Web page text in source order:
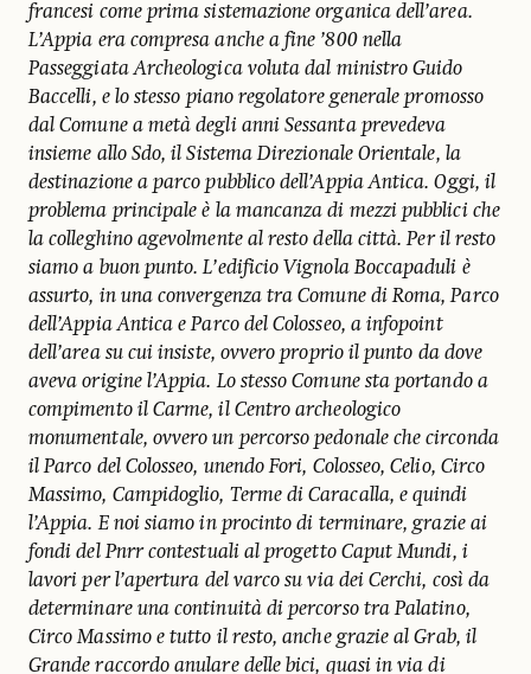
francesi come prima sistemazione organica dell’area.
L’Appia era compresa anche a fine ’800 nella
Passeggiata Archeologica voluta dal ministro Guido
Baccelli, e lo stesso piano regolatore generale promosso
dal Comune a metà degli anni Sessanta prevedeva
insieme allo Sdo, il Sistema Direzionale Orientale, la
destinazione a parco pubblico dell’Appia Antica. Oggi, il
problema principale è la mancanza di mezzi pubblici che
la colleghino agevolmente al resto della città. Per il resto
siamo a buon punto. L’edificio Vignola Boccapaduli è
assurto, in una convergenza tra Comune di Roma, Parco
dell’Appia Antica e Parco del Colosseo, a infopoint
dell’area su cui insiste, ovvero proprio il punto da dove
aveva origine l’Appia. Lo stesso Comune sta portando a
compimento il Carme, il Centro archeologico
monumentale, ovvero un percorso pedonale che circonda
il Parco del Colosseo, unendo Fori, Colosseo, Celio, Circo
Massimo, Campidoglio, Terme di Caracalla, e quindi
l’Appia. E noi siamo in procinto di terminare, grazie ai
fondi del Pnrr contestuali al progetto Caput Mundi, i
lavori per l’apertura del varco su via dei Cerchi, così da
determinare una continuità di percorso tra Palatino,
Circo Massimo e tutto il resto, anche grazie al Grab, il
Grande raccordo anulare delle bici, quasi in via di